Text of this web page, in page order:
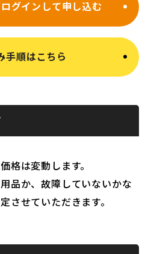
グインして申し込む
手順はこちら
格は変動します。
品か、故障していないかな
させていただきます。